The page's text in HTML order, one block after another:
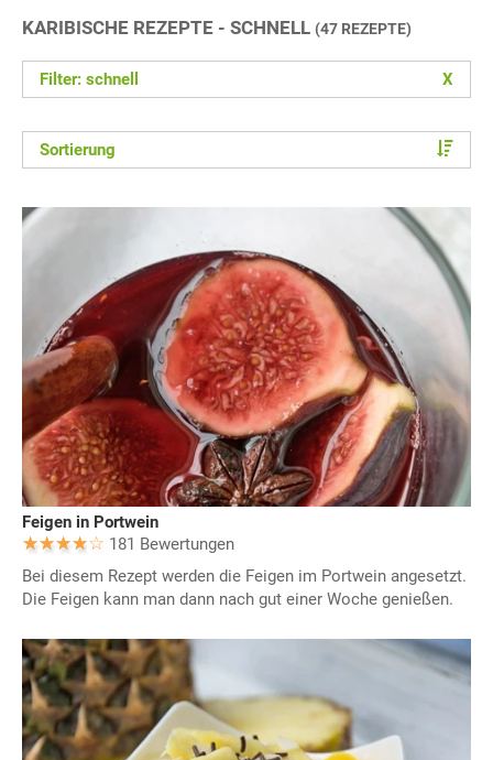
KARIBISCHE REZEPTE - SCHNELL (47 REZEPTE)
Filter: schnell X
Sortierung
Feigen in Portwein
181 Bewertungen
Bei diesem Rezept werden die Feigen im Portwein angesetzt.
Die Feigen kann man dann nach gut einer Woche genießen.